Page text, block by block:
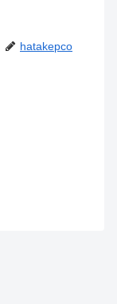
hatakepco